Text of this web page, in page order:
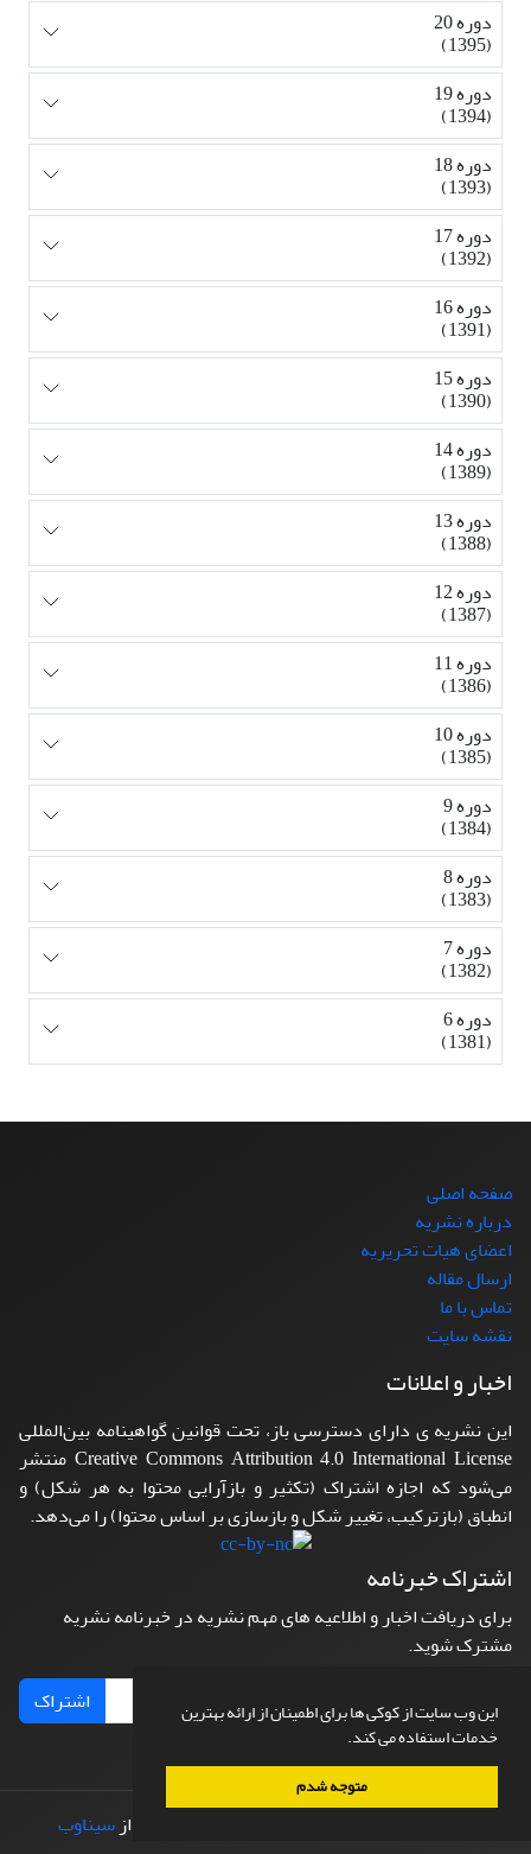
این وب سایت از کوکی ها برای اطمینان از ارائه بهترین
خدمات استفاده می کند.
متوجه شدم
دوره 20
(1395)
دوره 19
(1394)
دوره 18
(1393)
دوره 17
(1392)
دوره 16
(1391)
دوره 15
(1390)
دوره 14
(1389)
دوره 13
(1388)
دوره 12
(1387)
دوره 11
(1386)
دوره 10
(1385)
دوره 9
(1384)
دوره 8
(1383)
دوره 7
(1382)
دوره 6
(1381)
صفحه اصلی
درباره نشریه
اعضای هیات تحریریه
ارسال مقاله
تماس با ما
نقشه سایت
اخبار و اعلانات
این نشریه ی دارای دسترسی باز، تحت قوانین گواهینامه بین‌المللی
Creative Commons Attribution 4.0 International License منتشر
می‌شود که اجازه اشتراک (تکثیر و بازآرایی محتوا به هر شکل) و
انطباق (بازترکیب، تغییر شکل و بازسازی بر اساس محتوا) را می‌دهد.
اشتراک خبرنامه
برای دریافت اخبار و اطلاعیه های مهم نشریه در خبرنامه نشریه
مشترک شوید.
اشتراک
طراحی و پیاده سازی از سیناوب